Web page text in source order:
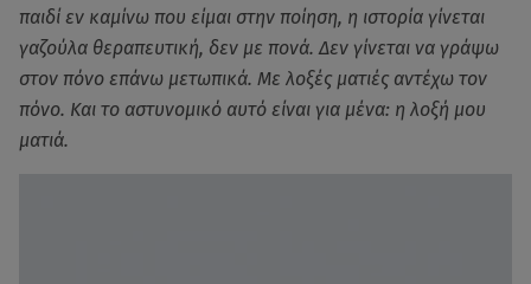
παιδί εν καμίνω που είμαι στην ποίηση, η ιστορία γίνεται
γαζούλα θεραπευτική, δεν με πονά. Δεν γίνεται να γράψω
στον πόνο επάνω μετωπικά. Με λοξές ματιές αντέχω τον
πόνο. Και το αστυνομικό αυτό είναι για μένα: η λοξή μου
ματιά.